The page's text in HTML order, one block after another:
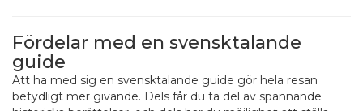
Fördelar med en svensktalande
guide
Att ha med sig en svensktalande guide gör hela resan
betydligt mer givande. Dels får du ta del av spännande